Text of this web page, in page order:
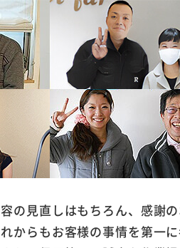
の見直しはもちろん、感謝
らもお客様の事情を第一に